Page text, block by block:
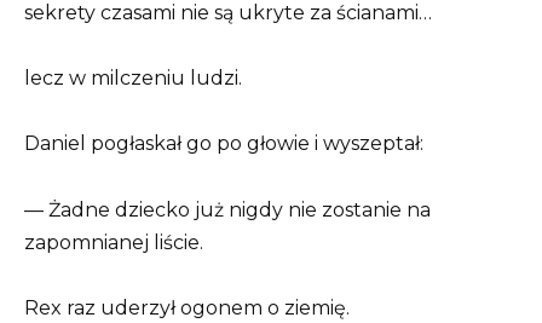
sekrety czasami nie są ukryte za ścianami…
lecz w milczeniu ludzi.
Daniel pogłaskał go po głowie i wyszeptał:
— Żadne dziecko już nigdy nie zostanie na
zapomnianej liście.
Rex raz uderzył ogonem o ziemię.